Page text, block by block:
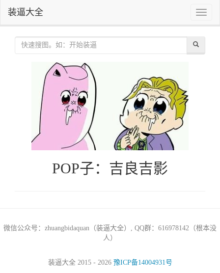
Toggle
装逼大全
POP子：吉良吉影
微信公众号：zhuangbidaquan（装逼大全）, QQ群：616978142（根本没
人）
装逼大全 2015 - 2026 豫ICP备14004931号